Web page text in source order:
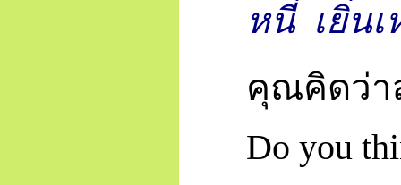
หนี่ เยิ่น
คุณคิดว่
Do you